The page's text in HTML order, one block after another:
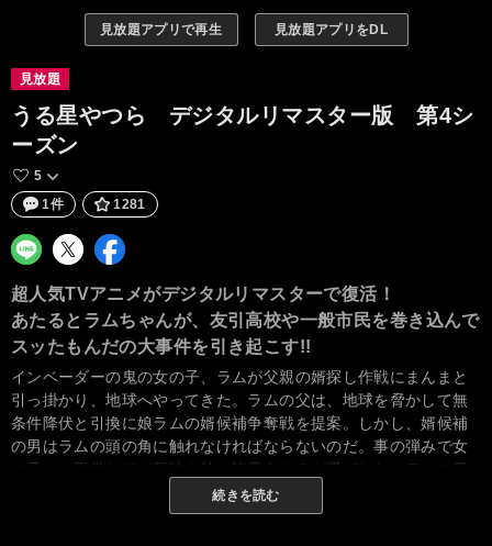
見放題アプリで再生 見放題アプリをDL
見放題
うる星やつら デジタルリマスター版 第4シ
ーズン
5
1件
1281
超人気TVアニメがデジタルリマスターで復活！
あたるとラムちゃんが、友引高校や一般市民を巻き込んで
スッたもんだの大事件を引き起こす!!
インベーダーの鬼の女の子、ラムが父親の婿探し作戦にまんまと
引っ掛かり、地球へやってきた。ラムの父は、地球を脅かして無
条件降伏と引換に娘ラムの婿候補争奪戦を提案。しかし、婿候補
の男はラムの頭の角に触れなければならないのだ。事の弾みで女
の子には異常なほど興味を持つ諸星あたるが選ばれた。ラムの電
撃ショックにもめげず、ついに角に触れるあたる。婿として認め
られたあたるの尻軽はラムの嫉妬を買い、友引高校と世間を巻き
続きを読む